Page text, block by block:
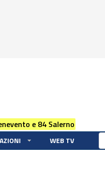
e 84 Salerno
WEB TV